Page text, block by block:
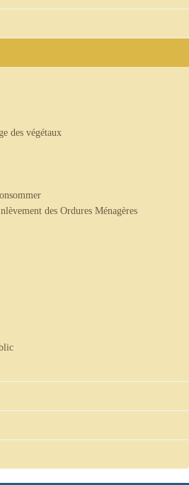
des végétaux
des Ordures Ménagères